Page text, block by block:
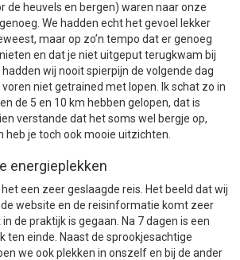
de heuvels en bergen) waren naar onze
We hadden echt het gevoel lekker
maar op zo’n tempo dat er genoeg
en dat je niet uitgeput terugkwam bij
wij nooit spierpijn de volgende dag
niet getrained met lopen. Ik schat zo in
de 5 en 10 km hebben gelopen, dat is
verstande dat het soms wel bergje op,
heb je toch ook mooie uitzichten.
energieplekken
een zeer geslaagde reis. Het beeld dat wij
de website en de reisinformatie komt zeer
de praktijk is gegaan. Na 7 dagen is een
ten einde. Naast de sprookjesachtige
we ook plekken in onszelf en bij de ander